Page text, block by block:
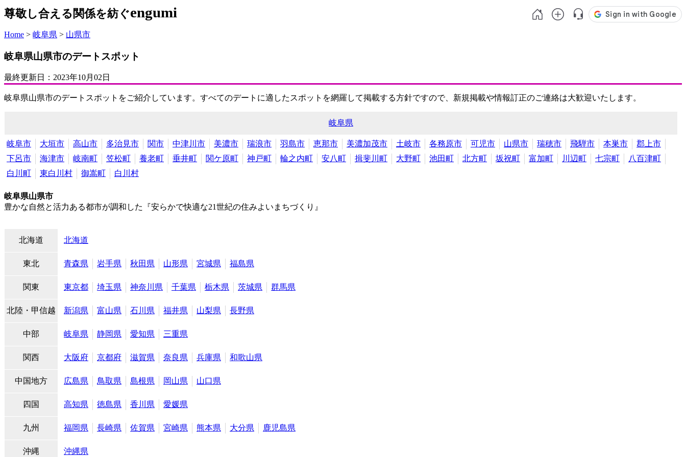
尊敬し合える関係を紡ぐengumi
Home > 岐阜県 > 山県市
岐阜県山県市のデートスポット
最終更新日： 2023年10月02日
岐阜県山県市のデートスポットをご紹介しています。すべてのデートに適したスポットを網羅して掲載する方針ですので、新規掲載や情報訂正のご連絡は大歓迎いたします。
岐阜県
岐阜市 大垣市 高山市 多治見市 関市 中津川市 美濃市 瑞浪市 羽島市 恵那市 美濃加茂市 土岐市 各務原市 可児市 山県市 瑞穂市 飛騨市 本巣市
郡上市
下呂市
海津市 岐南町 笠松町 養老町 垂井町 関ケ原町 神戸町 輪之内町 安八町 揖斐川町 大野町 池田町 北方町 坂祝町 富加町 川辺町 七宗町
八百津町
白川町
東白川村 御嵩町 白川村
岐阜県山県市
豊かな自然と活力ある都市が調和した『安らかで快適な21世紀の住みよいまちづくり』
北海道 北海道
東北 青森県 岩手県 秋田県 山形県 宮城県 福島県
関東 東京都 埼玉県 神奈川県 千葉県 栃木県 茨城県 群馬県
北陸・甲信越 新潟県 富山県 石川県 福井県 山梨県 長野県
中部 岐阜県 静岡県 愛知県 三重県
関西 大阪府 京都府 滋賀県 奈良県 兵庫県 和歌山県
中国地方 広島県 鳥取県 島根県 岡山県 山口県
四国 高知県 徳島県 香川県 愛媛県
九州 福岡県 長崎県 佐賀県 宮崎県 熊本県 大分県 鹿児島県
沖縄 沖縄県